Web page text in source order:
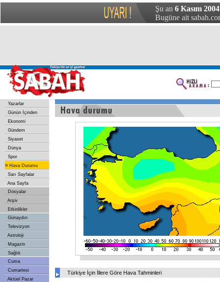
Şu an 6 Kasım
Bugüne ait
Yazarlar
Günün İçinden
Ekonomi
Gündem
Siyaset
Dünya
Spor
» Hava Durumu
Sarı Sayfalar
Ana Sayfa
Dosyalar
Arşiv
Etkinlikler
Günaydın
Televizyon
Astroloji
Magazin
Sağlık
Cuma
Cumartesi
Aktüel Pazar
Türkiye İçin İllere Göre Hava Tahminleri